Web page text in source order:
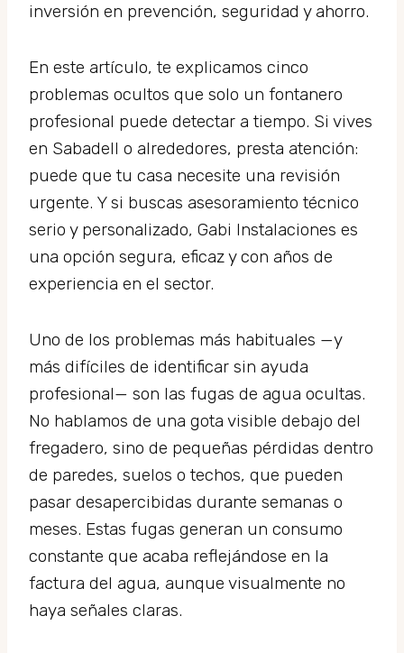
inversión en prevención, seguridad y ahorro.
En este artículo, te explicamos cinco
problemas ocultos que solo un fontanero
profesional puede detectar a tiempo. Si vives
en Sabadell o alrededores, presta atención:
puede que tu casa necesite una revisión
urgente. Y si buscas asesoramiento técnico
serio y personalizado, Gabi Instalaciones es
una opción segura, eficaz y con años de
experiencia en el sector.
Uno de los problemas más habituales —y
más difíciles de identificar sin ayuda
profesional— son las fugas de agua ocultas.
No hablamos de una gota visible debajo del
fregadero, sino de pequeñas pérdidas dentro
de paredes, suelos o techos, que pueden
pasar desapercibidas durante semanas o
meses. Estas fugas generan un consumo
constante que acaba reflejándose en la
factura del agua, aunque visualmente no
haya señales claras.